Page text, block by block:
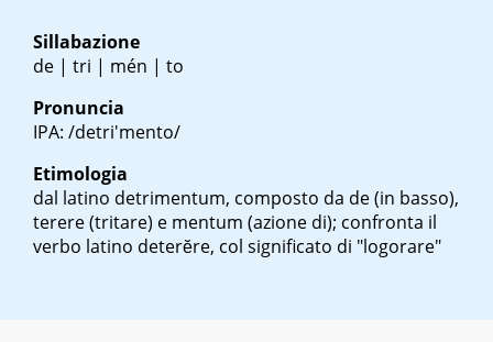
Sillabazione
de | tri | mén | to
Pronuncia
IPA: /detri'mento/
Etimologia
dal latino detrimentum, composto da de(in basso),
terere(tritare) e mentum (azione di); confronta il
verbo latino deterĕre, col significato di "logorare"